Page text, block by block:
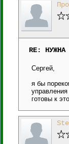
RE: НУЖНА
Сергей,
я бы
готовы к